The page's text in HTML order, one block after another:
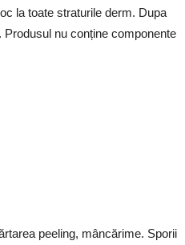
la toate straturile derm. Dupa
nu conține componente
peeling, mâncărime. Sporii